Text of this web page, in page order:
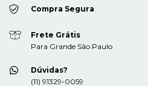
Compra Segura
Frete Grátis
Para Grande São Paulo
Dúvidas?
(11) 91329-0059